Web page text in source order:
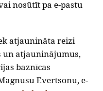
nosūtīt pa e-pastu
atjaunināta reizi
un atjauninājumus,
baznīcas
Evertsonu, e-